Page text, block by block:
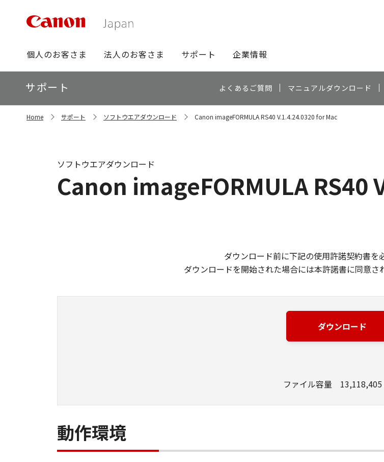
グ
ロ
ー
バ
ビ
個人のお客さま 法人のお客さま サポート 企業情報
ロ
ー
カ
ル
サポート よくあるご質問 マニュアルダウンロード
Home サポート ソフトウエアダウンロード Canon imageFORMULA RS40 V.1.4.24.0320 for Mac
Canon imageFORMULA RS40
ソフトウエアダウンロード
ダウンロード前に下記の使用許諾契約書を
ダウンロードを開始された場合には本許諾書に同意さ
ダウンロード
ファイル容量
動作環境